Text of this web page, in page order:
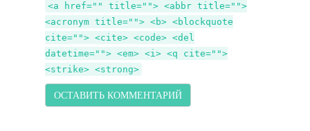
<a href="" title=""> <abbr title="">
<acronym title=""> <b> <blockquote
cite=""> <cite> <code> <del
datetime=""> <em> <i> <q cite="">
<strike> <strong>